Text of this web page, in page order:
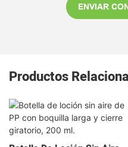
ENVIAR
Productos